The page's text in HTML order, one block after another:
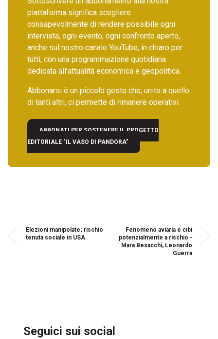
piattaforma significa scegliere
consapevolmente di rendere possibile ogni
intervista, ogni evento, ogni confronto aperto,
anche sul nostro canale YouTube, in chiaro per
tutti, con una programmazione quotidiana
dedicata all’attualità economica e geopolitica.
Abbonarsi è un piccolo gesto che, unito a quello
di tanti altri, ci permette di rimanere operativi.
ABBONATI PER SOSTENERE IL PROGETTO
EDITORIALE "IL VASO DI PANDORA"
Elezioni manipolate; rischio
tenuta sociale in USA
Fenomeno aviaria e cibi
potenzialmente a rischio -
Mara Besacchi, Leonardo
Guerra
Seguici sui social